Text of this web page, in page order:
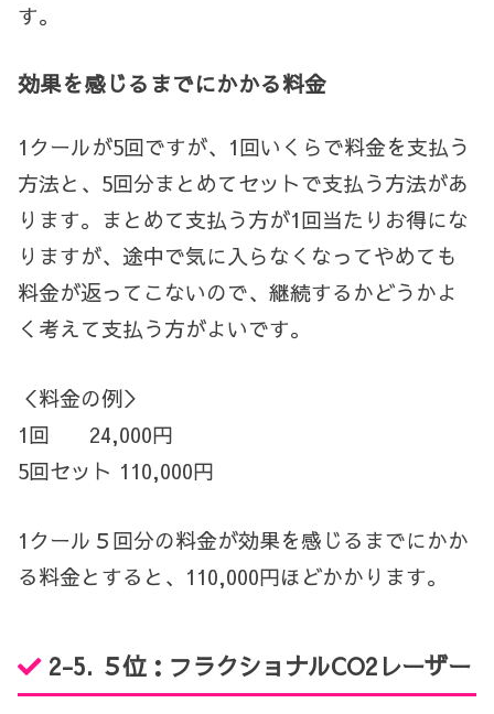
す。
効果を感じるまでにかかる料金
1クールが5回ですが、1回いくらで料金を支払う
方法と、5回分まとめてセットで支払う方法があ
ります。まとめて支払う方が1回当たりお得にな
りますが、途中で気に入らなくなってやめても
料金が返ってこないので、継続するかどうかよ
く考えて支払う方がよいです。
＜料金の例＞
1回
24,000円
5回セット 110,000円
1クール５回分の料金が効果を感じるまでにかか
る料金とすると、110,000円ほどかかります。
2-5. ５位： フラクショナルCO2レーザー